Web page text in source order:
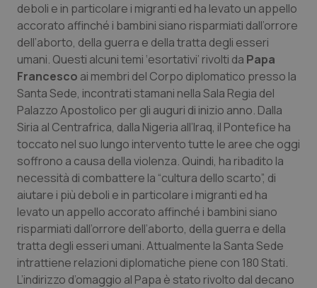
Basilicata
Calabria
Campania
Emilia-Romagna
Friuli Venezia Giulia
Lazio
Liguria
Lombardia
Artrite & artrosi
Asma & BPCO
Car-T
Colesterolo & coronaropatie
Dermatite Atopica
Diabete & glucometri
Disturbi dell’umore
Dolore
QS Club Newsletter
deboli e in particolare i migranti ed ha levato un appello
accorato affinché i bambini siano risparmiati dall’orrore
dell’aborto, della guerra e della tratta degli esseri
umani. Questi alcuni temi ‘esortativi’ rivolti da Papa
Francesco ai membri del Corpo diplomatico presso la
Santa Sede, incontrati stamani nella Sala Regia del
Palazzo Apostolico per gli auguri di inizio anno. Dalla
Siria al Centrafrica, dalla Nigeria all’Iraq, il Pontefice ha
toccato nel suo lungo intervento tutte le aree che oggi
soffrono a causa della violenza. Quindi, ha ribadito la
necessità di combattere la “cultura dello scarto”, di
aiutare i più deboli e in particolare i migranti ed ha
levato un appello accorato affinché i bambini siano
risparmiati dall’orrore dell’aborto, della guerra e della
tratta degli esseri umani. Attualmente la Santa Sede
intrattiene relazioni diplomatiche piene con 180 Stati.
L’indirizzo d’omaggio al Papa è stato rivolto dal decano